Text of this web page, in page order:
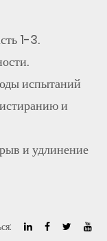
1-3.
испытаний
и
и удлинение